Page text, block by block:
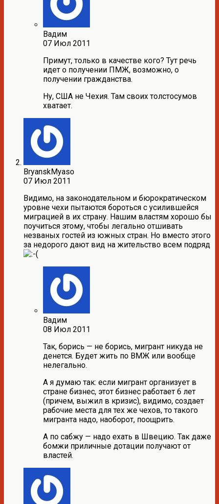
Вадим
07 Июл 2011
Примут, только в качестве кого? Тут речь
идет о получении ПМЖ, возможно, о
получении гражданства.
Ну, США не Чехия. Там своих толстосумов
хватает.
BryanskMyaso
07 Июл 2011
Видимо, на законодательном и бюрократическом
уровне чехи пытаются бороться с усилившейся
миграцией в их страну. Нашим властям хорошо бы
поучиться этому, чтобы легально отшивать
незваных гостей из южных стран. Но вместо этого
за недорого дают вид на жительство всем подряд
Вадим
08 Июл 2011
Так, борись — не борись, мигрант никуда не
денется. Будет жить по ВМЖ или вообще
нелегально.
А я думаю так: если мигрант организует в
стране бизнес, этот бизнес работает 6 лет
(причем, выжил в кризис), видимо, создает
рабочие места для тех же чехов, то такого
мигранта надо, наоборот, поощрить.
А по сабжу — надо ехать в Швецию. Так даже
бомжи приличные дотации получают от
властей.